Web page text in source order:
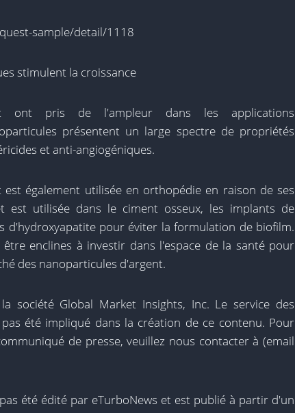
sample/detail/1118
stimulent la croissance
ont pris de l'ampleur dans les applications
présentent un large spectre de propriétés
et anti-angiogéniques.
également utilisée en orthopédie en raison de ses
est utilisée dans le ciment osseux, les implants de
d'hydroxyapatite pour éviter la formulation de biofilm.
enclines à investir dans l'espace de la santé pour
des nanoparticules d'argent.
société Global Market Insights, Inc. Le service des
été impliqué dans la création de ce contenu. Pour
de presse, veuillez nous contacter à (email
été édité par eTurboNews et est publié à partir d'un